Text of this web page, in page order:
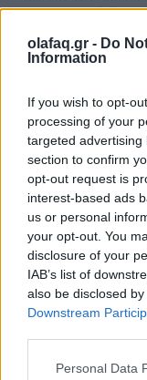
olafaq.gr - Do
Information
If you wish to opt-
processing of your
targeted
section to confirm
opt-out request is
interest-based ads
us or personal
your opt-out. You
disclosure of your
IAB’s list of
also be disclosed
Downstream
Personal Data
Θεσσαλονίκης,βιβλίο,